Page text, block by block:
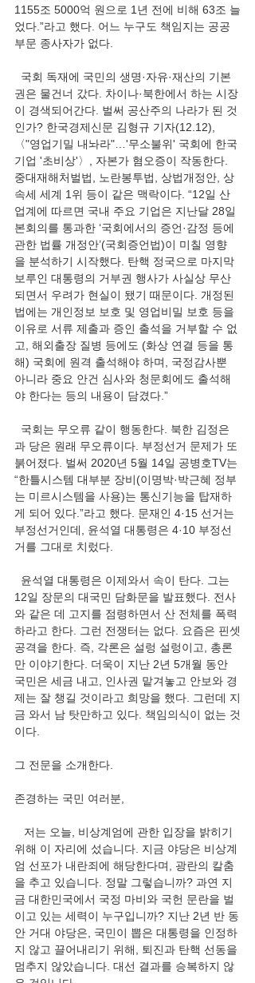
1155조 5000억 원으로 1년 전에 비해 63조 늘
었다.”라고 했다. 어느 누구도 책임지는 공공
부문 종사자가 없다.
국회 독재에 국민의 생명·자유·재산의 기본
권은 물건너 갔다. 차이나·북한에서 하는 시장
이 경색되어간다. 벌써 공산주의 나라가 된 것
인가? 한국경제신문 김형규 기자(12.12),
〈"영업기밀 내놔라"…'무소불위' 국회에 한국
기업 '초비상'〉, 자본가 혐오증이 작동한다.
중대재해처벌법, 노란봉투법, 상법개정안, 상
속세 세계 1위 등이 같은 맥락이다. “12일 산
업계에 따르면 국내 주요 기업은 지난달 28일
본회의를 통과한 ‘국회에서의 증언·감정 등에
관한 법률 개정안’(국회증언법)이 미칠 영향
을 분석하기 시작했다. 탄핵 정국으로 마지막
보루인 대통령의 거부권 행사가 사실상 무산
되면서 우려가 현실이 됐기 때문이다. 개정된
법에는 개인정보 보호 및 영업비밀 보호 등을
이유로 서류 제출과 증인 출석을 거부할 수 없
고, 해외출장 질병 등에도 (화상 연결 등을 통
해) 국회에 원격 출석해야 하며, 국정감사뿐
아니라 중요 안건 심사와 청문회에도 출석해
야 한다는 등의 내용이 담겼다.”
국회는 무오류 같이 행동한다. 북한 김정은
과 당은 원래 무오류이다. 부정선거 문제가 또
붉어졌다. 벌써 2020년 5월 14일 공병호TV는
“한틀시스템 대부분 장비(이명박·박근혜 정부
는 미르시스템을 사용)는 통신기능을 탑재하
게 되어 있다.”라고 했다. 문재인 4·15 선거는
부정선거인데, 윤석열 대통령은 4·10 부정선
거를 그대로 치렀다.
윤석열 대통령은 이제와서 속이 탄다. 그는
12일 장문의 대국민 담화문을 발표했다. 전사
와 같은 데 고지를 점령하면서 산 전체를 폭력
하라고 한다. 그런 전쟁터는 없다. 요즘은 핀셋
공격을 한다. 즉, 각론은 설렁 설렁이고, 총론
만 이야기한다. 더욱이 지난 2년 5개월 동안
국민은 세금 내고, 인사권 맡겨놓고 안보와 경
제는 잘 챙길 것이라고 희망을 했다. 그런데 지
금 와서 남 탓만하고 있다. 책임의식이 없는 것
이다.
그 전문을 소개한다.
존경하는 국민 여러분,
저는 오늘, 비상계엄에 관한 입장을 밝히기
위해 이 자리에 섰습니다. 지금 야당은 비상계
엄 선포가 내란죄에 해당한다며, 광란의 칼춤
을 추고 있습니다. 정말 그렇습니까? 과연 지
금 대한민국에서 국정 마비와 국헌 문란을 벌
이고 있는 세력이 누구입니까? 지난 2년 반 동
안 거대 야당은, 국민이 뽑은 대통령을 인정하
지 않고 끌어내리기 위해, 퇴진과 탄핵 선동을
멈추지 않았습니다. 대선 결과를 승복하지 않